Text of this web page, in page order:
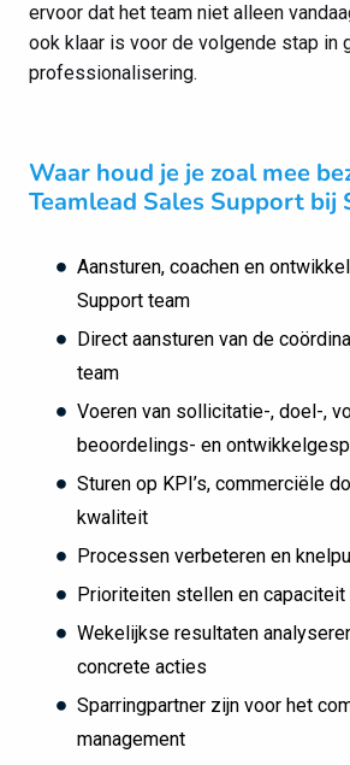
ervoor dat het team niet alleen
ook klaar is voor de volgende stap in
professionalisering.
Waar houd je je zoal mee
Teamlead Sales Support bij
Aansturen, coachen en
Support team
Direct aansturen van de
team
Voeren van sollicitatie-, doel-,
beoordelings- en
Sturen op KPI’s, commerciële
kwaliteit
Processen verbeteren en
Prioriteiten stellen en capaciteit
Wekelijkse resultaten
concrete acties
Sparringpartner zijn voor het
management